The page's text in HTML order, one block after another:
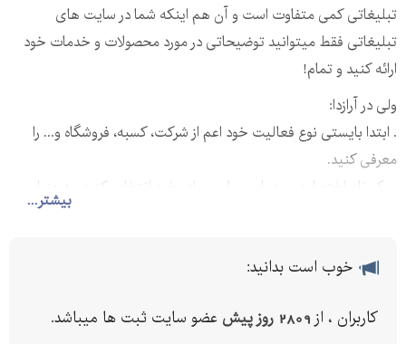
بیشتر...
تبلیغاتی کمی متفاوت است و آن هم اینکه شما در سایت های
تبلیغاتی فقط میتوانید توضیحاتی در مورد محصولات و خدمات خود
ارائه کنید و تمام!
ولی در آرازدا:
. ابتدا بایستی نوع فعالیت خود اعم از شرکت، کسبه، فروشگاه و... را
معرفی کنید.
مثال poya و oskueistore که در پایین لینک صفحه آنها آورده شده
. انتخاب گروه بندی محصولات کاملا شخصی و اختیاری است به طوری
. در این مرحله نوبت به گروه بندی تصاویر و آپلود تصاویر در پوشه های
خوب است بدانید:
کاربران ، از 2809 روز پیش عضو سایت ثبت ها میباشد.